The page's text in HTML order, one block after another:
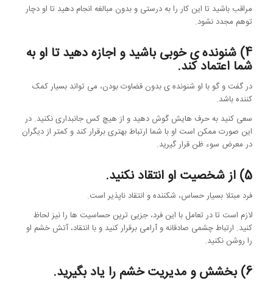
مراقب باشید تا این کار را به درستی و بدون مبالغه انجام دهید تا او دچار
توهم مجدد نشود.
4) شنونده ی خوبی باشید و اجازه دهید تا او به
شما اعتماد کند.
در گفت و گو با او شنونده ی بدون قضاوت بودن، می تواند بسیار کمک
کننده باشد.
سعی کنید به حرف هایش گوش دهید و از هیچ کس جانبداری نکنید. در
این صورت ممکن است او با شما ارتباط بهتری برقرار کند و کمتر از دیگران
در معرض سوء ظن قرار گیرید.
5) از شخصیت او انتقاد نکنید.
فرد مبتلا بسیار حساس، شکننده و انتقاد ناپذیر است.
لازم است تا در تعامل با این فرد، جزیی ترین حساسیت ها را نیز لحاظ
کنید. ارتباط چشمی صادقانه و آرامی برقرار کنید و با انتقاد، آتش خشم او
را روشن نکنید.
6) بخشش و مدیریت خشم را یاد بگیرید.